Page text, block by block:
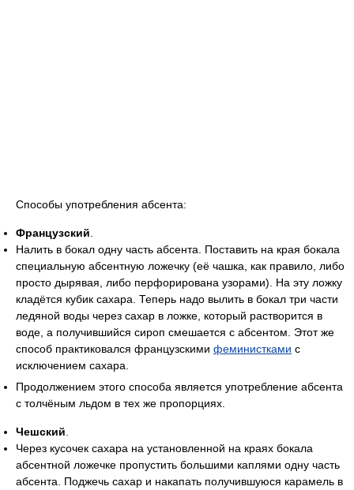
Способы употребления абсента:
Французский
Налить в бокал одну часть абсента. Поставить на края бокала
специальную абсентную ложечку (её чашка, как правило, либо
просто дырявая, либо перфорирована узорами). На эту ложку
кладётся кубик сахара. Теперь надо вылить в бокал три части
ледяной воды через сахар в ложке, который растворится в
воде, а получившийся сироп смешается с абсентом. Этот же
способ практиковался французскими феминистками с
исключением сахара.
Продолжением этого способа является употребление абсента
с толчёным льдом в тех же пропорциях.
Чешский
Через кусочек сахара на установленной на краях бокала
абсентной ложечке пропустить большими каплями одну часть
абсента. Поджечь сахар и накапать получившуюся карамель в